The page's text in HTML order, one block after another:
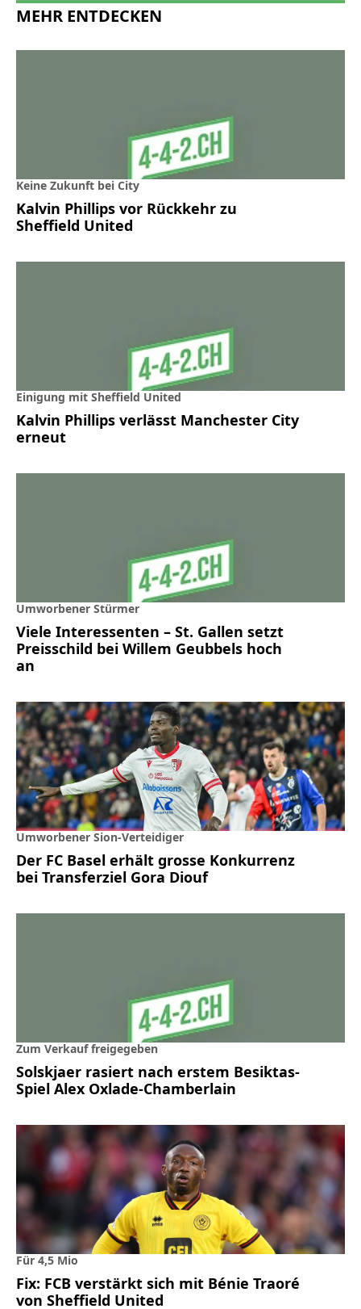
MEHR ENTDECKEN
Keine Zukunft bei City
Kalvin Phillips vor Rückkehr zu
Sheffield United
Einigung mit Sheffield United
Kalvin Phillips verlässt Manchester City
erneut
Umworbener Stürmer
Viele Interessenten – St. Gallen setzt
Preisschild bei Willem Geubbels hoch
an
Umworbener Sion-Verteidiger
Der FC Basel erhält grosse Konkurrenz
bei Transferziel Gora Diouf
Zum Verkauf freigegeben
Solskjaer rasiert nach erstem Besiktas-
Spiel Alex Oxlade-Chamberlain
Für 4,5 Mio
Fix: FCB verstärkt sich mit Bénie Traoré
von Sheffield United